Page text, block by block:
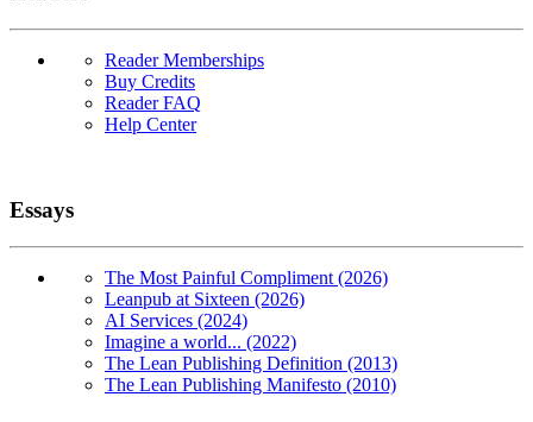
Reader Memberships
Buy Credits
Reader FAQ
Help Center
Essays
The Most Painful Compliment (2026)
Leanpub at Sixteen (2026)
AI Services (2024)
Imagine a world... (2022)
The Lean Publishing Definition (2013)
The Lean Publishing Manifesto (2010)